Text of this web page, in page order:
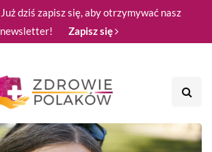
Już dziś zapisz się, aby otrzymywać nasz
newsletter!
Zapisz się